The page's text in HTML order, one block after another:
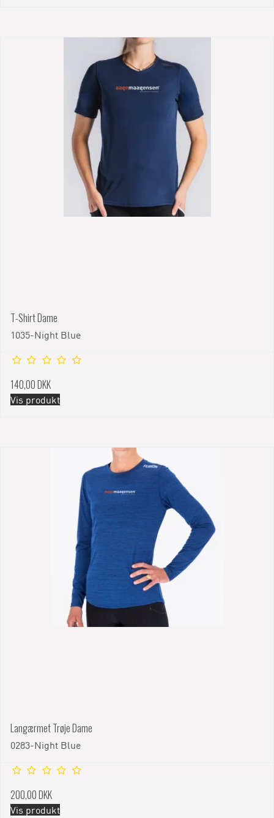
T-Shirt Dame
1035-Night Blue
140,00 DKK
Vis produkt
Langærmet Trøje Dame
0283-Night Blue
200,00 DKK
Vis produkt